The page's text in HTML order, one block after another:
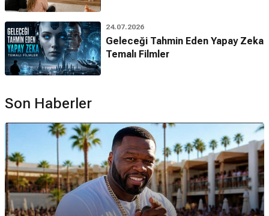
24.07.2026
Geleceği Tahmin Eden Yapay Zeka
Temalı Filmler
Son Haberler